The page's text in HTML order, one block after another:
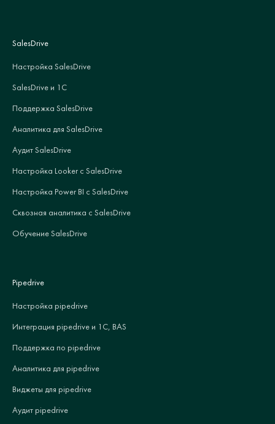
SalesDrive
Настройка SalesDrive
SalesDrive и 1С
Поддержка SalesDrive
Аналитика для SalesDrive
Аудит SalesDrive
Настройка Looker с SalesDrive
Настройка Power BI с SalesDrive
Сквозная аналитика с SalesDrive
Обучение SalesDrive
Pipedrive
Настройка pipedrive
Интеграция pipedrive и 1С, BAS
Поддержка по pipedrive
Аналитика для pipedrive
Виджеты для pipedrive
Аудит pipedrive